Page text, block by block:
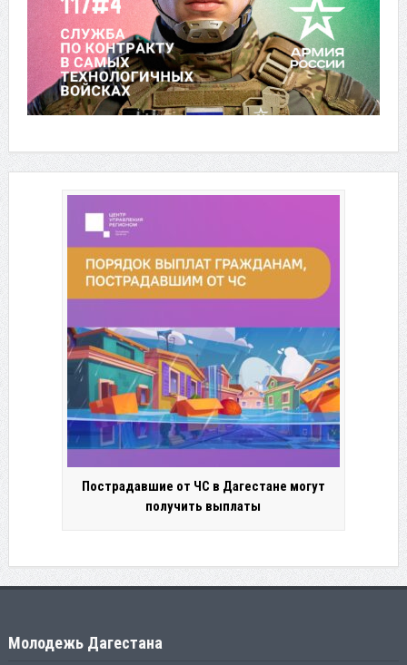
Пострадавшие от ЧС в Дагестане могут
получить выплаты
Молодежь Дагестана